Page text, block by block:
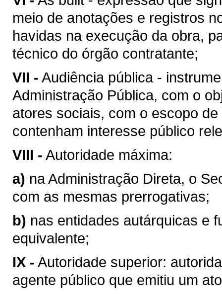
meio de anotações e registros
havidas na execução da obra,
técnico do órgão contratante;
VII - Audiência pública -
Administração Pública, com o
atores sociais, com o escopo
contenham interesse público
VIII - Autoridade máxima:
a) na Administração Direta, o
com as mesmas prerrogativas;
b) nas entidades autárquicas e
equivalente;
IX - Autoridade superior:
agente público que emitiu um